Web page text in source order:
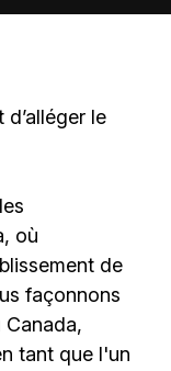
d’alléger le
où
de
façonnons
tant que l'un